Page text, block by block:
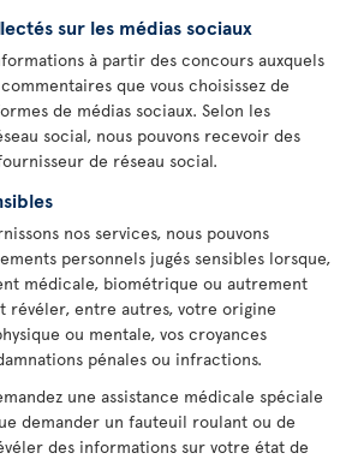
sur les médias sociaux
à partir des concours auxquels
que vous choisissez de
de médias sociaux. Selon les
social, nous pouvons recevoir des
de réseau social.
nos services, nous pouvons
personnels jugés sensibles lorsque,
médicale, biométrique ou autrement
révéler, entre autres, votre origine
ou mentale, vos croyances
pénales ou infractions.
une assistance médicale spéciale
demander un fauteuil roulant ou de
des informations sur votre état de